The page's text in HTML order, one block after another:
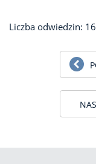
Liczba odwiedzin: